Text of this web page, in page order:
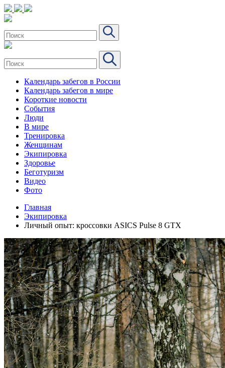
Календарь забегов в России
Календарь забегов в мире
Короткие новости
События
Люди
В мире
Тренировка
Женщинам
Экипировка
Здоровье
Беготуризм
Видео
Фото
Главная
Экипировка
Личный опыт: кроссовки ASICS Pulse 8 GTX